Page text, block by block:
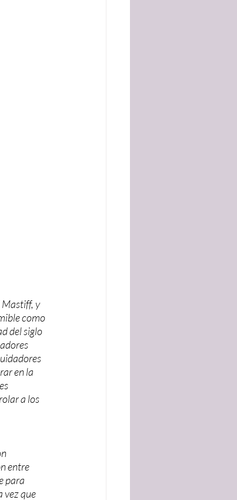
Mastiff, y
como
del siglo
en la
a los
entre
para
vez que